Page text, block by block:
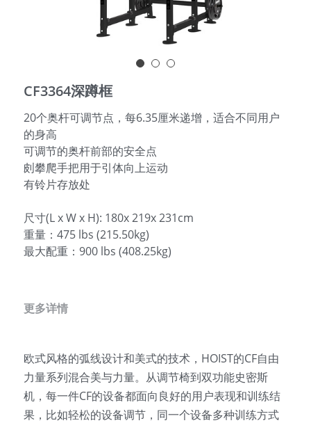
简体中文
English
CF3364深蹲框
20个奥杆可调节点，每6.35厘米递增，适合不同用户
的身高
可调节的奥杆前部的安全点
㓟攀爬手把用于引体向上运动
有铃片存放处
尺寸(L x W x H): 180x 219x 231cm
重量：475 lbs (215.50kg)
最大配重：900 lbs (408.25kg)
更多详情
欧式风格的弧线设计和美式的技术，HOIST的CF自由
力量系列混合美与力量。从调节椅到双功能史密斯
机，每一件CF的设备都面向良好的用户表现和训练结
果，比如轻松的设备调节，同一个设备多种训练方式